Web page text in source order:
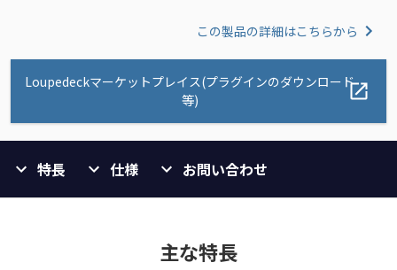
この製品の詳細はこちらから
Loupedeckマーケットプレイス(プラグインのダウンロード
等)
特長 仕様 お問い合わせ
主な特長